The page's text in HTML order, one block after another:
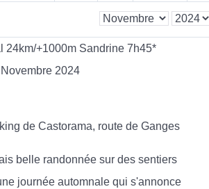
24km/+1000m Sandrine 7h45*
2024
de Castorama, route de Ganges
belle randonnée sur des sentiers
journée automnale qui s'annonce